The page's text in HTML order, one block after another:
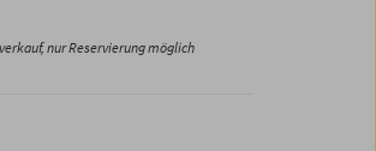
nur Reservierung möglich